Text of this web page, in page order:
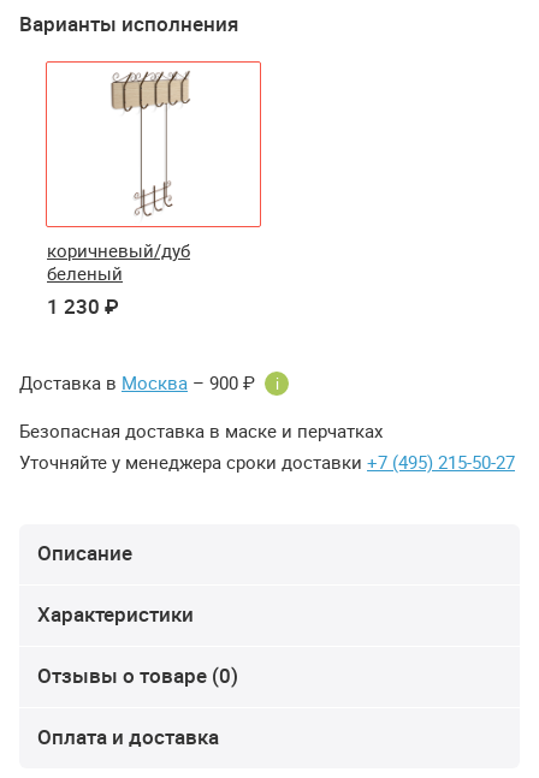
Варианты исполнения
коричневый/дуб
беленый
1 230 ₽
Доставка в Москва – 900 ₽ i
Безопасная доставка в маске и перчатках
Уточняйте у менеджера сроки доставки +7 (495) 215-50-27
Описание
Характеристики
Отзывы о товаре (0)
Оплата и доставка